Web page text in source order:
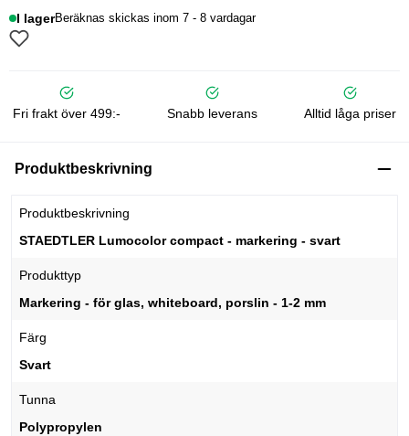
I lagerBeräknas skickas inom 7 - 8 vardagar
Fri frakt över 499:- Snabb leverans Alltid låga priser
Produktbeskrivning
Produktbeskrivning
STAEDTLER Lumocolor compact - markering - svart
Produkttyp
Markering - för glas, whiteboard, porslin - 1-2 mm
Färg
Svart
Tunna
Polypropylen